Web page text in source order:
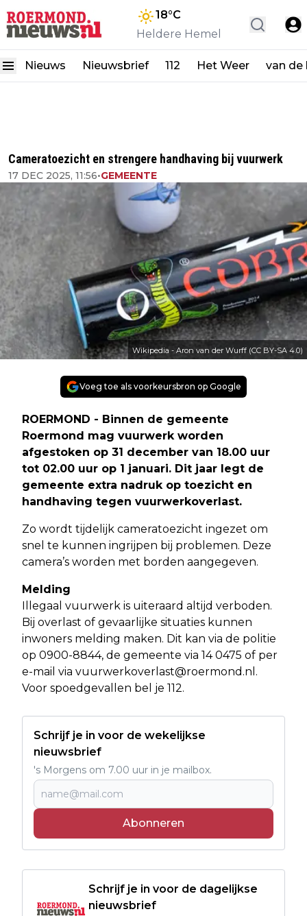
18°C
Heldere Hemel
Nieuws Nieuwsbrief 112 Het Weer van de
Cameratoezicht en strengere handhaving bij vuurwerk
17 DEC 2025, 11:56•GEMEENTE
Wikipedia - Aron van der Wurff (CC BY-SA 4.0)
Voeg toe als voorkeursbron op Google
ROERMOND - Binnen de gemeente
Roermond mag vuurwerk worden
afgestoken op 31 december van 18.00 uur
tot 02.00 uur op 1 januari. Dit jaar legt de
gemeente extra nadruk op toezicht en
handhaving tegen vuurwerkoverlast.
Zo wordt tijdelijk cameratoezicht ingezet om
snel te kunnen ingrijpen bij problemen. Deze
camera’s worden met borden aangegeven.
Melding
Illegaal vuurwerk is uiteraard altijd verboden.
Bij overlast of gevaarlijke situaties kunnen
inwoners melding maken. Dit kan via de politie
op 0900-8844, de gemeente via 14 0475 of per
e-mail via vuurwerkoverlast@roermond.nl .
Voor spoedgevallen bel je 112.
Schrijf je in voor de wekelijkse
nieuwsbrief
's Morgens om 7.00 uur in je mailbox.
Abonneren
Schrijf je in voor de dagelijkse
nieuwsbrief